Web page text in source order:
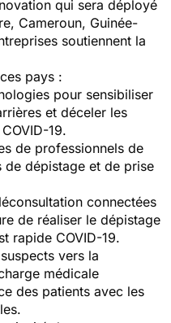
qui sera déployé
Cameroun, Guinée-
soutiennent la
pays :
pour sensibiliser
et déceler les
19.
de professionnels de
de dépistage et de prise
connectées
de réaliser le dépistage
rapide COVID-19.
vers la
médicale
des patients avec les